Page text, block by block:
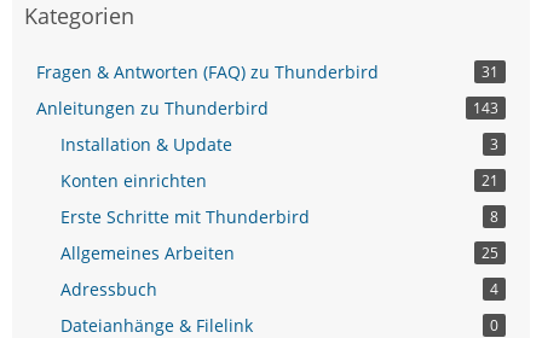
Kategorien
Fragen & Antworten (FAQ) zu Thunderbird 31
Anleitungen zu Thunderbird 143
Installation & Update 3
Konten einrichten 21
Erste Schritte mit Thunderbird 8
Allgemeines Arbeiten 25
Adressbuch 4
Dateianhänge & Filelink 0